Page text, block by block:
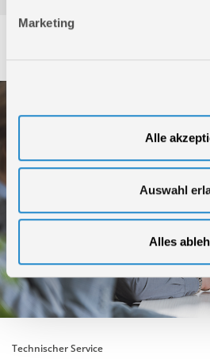
Marketing
Alle
Auswahl
Alles
Technischer Service